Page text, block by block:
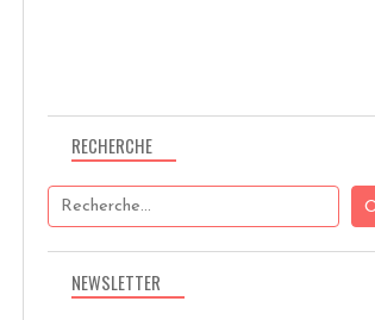
NEWSLETTER
RECHERCHE